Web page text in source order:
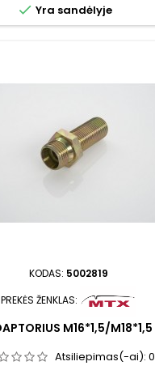
 Yra sandėlyje
KODAS: 5002819
PREKĖS ŽENKLAS:
M16*1,5/M18*1,5
Atsiliepimas(-ai): 0